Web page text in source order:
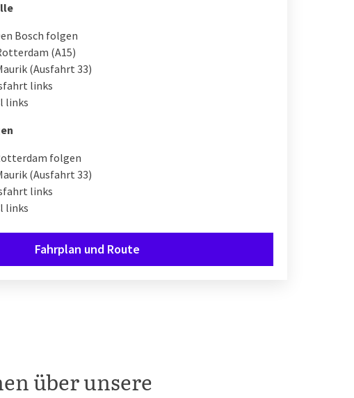
Bosch folgen
(A15)
(Ausfahrt 33)
links
links
folgen
(Ausfahrt 33)
links
links
Fahrplan und Route
über unsere